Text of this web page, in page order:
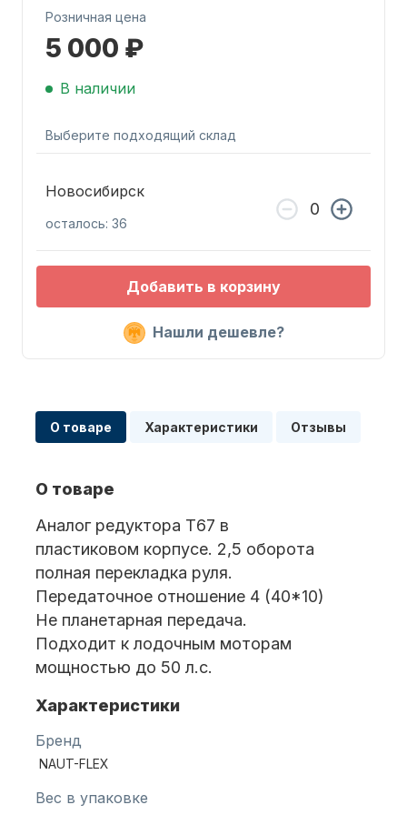
Запчасти для ПЛМ
Винты
Автохолодильник KYODA
Дистанционное управление
Розничная цена
5 000 ₽
В наличии
Выберите подходящий склад
Новосибирск
осталось: 36
Добавить в корзину
Нашли дешевле?
О товаре Характеристики Отзывы
О товаре
Аналог редуктора Т67 в
пластиковом корпусе. 2,5 оборота
полная перекладка руля.
Передаточное отношение 4 (40*10)
Не планетарная передача.
Подходит к лодочным моторам
мощностью до 50 л.с.
Характеристики
Бренд
NAUT-FLEX
Вес в упаковке